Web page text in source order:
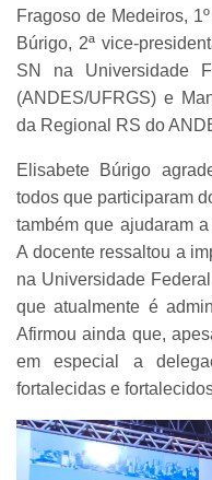
Fragoso de Medeiros,
Búrigo, 2ª vice-
SN na Universidade
(ANDES/UFRGS) e
da Regional RS do
Elisabete Búrigo
todos que participaram
também que ajudaram
A docente ressaltou a
na Universidade
que atualmente é
Afirmou ainda que,
em especial a
fortalecidas e